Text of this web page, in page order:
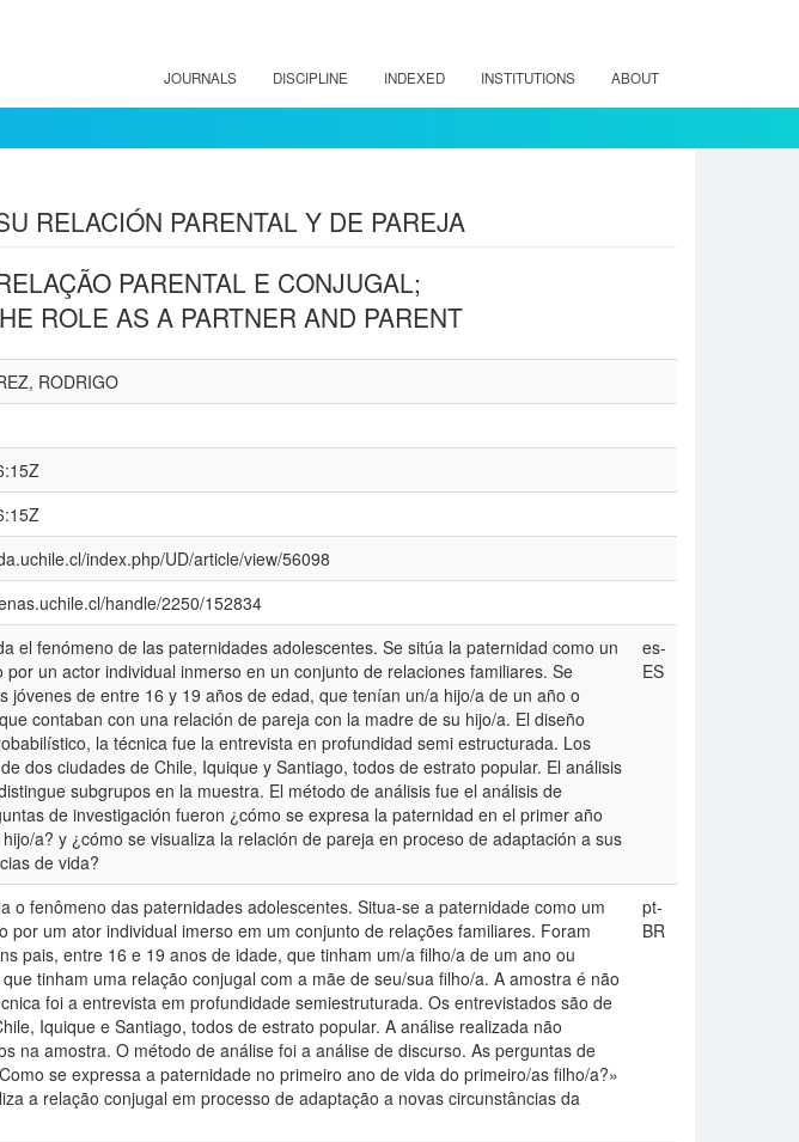
JOURNALS DISCIPLINE INDEXED INSTITUTIONS ABOUT
RELACIÓN PARENTAL Y DE PAREJA
PARENTAL E CONJUGAL;
ROLE AS A PARTNER AND PARENT
RODRIGO
index.php/UD/article/view/56098
handle/2250/152834
el fenómeno de las paternidades adolescentes. Se sitúa la paternidad como un
por un actor individual inmerso en un conjunto de relaciones familiares. Se
jóvenes de entre 16 y 19 años de edad, que tenían un/a hijo/a de un año o
contaban con una relación de pareja con la madre de su hijo/a. El diseño
la técnica fue la entrevista en profundidad semi estructurada. Los
dos ciudades de Chile, Iquique y Santiago, todos de estrato popular. El análisis
subgrupos en la muestra. El método de análisis fue el análisis de
de investigación fueron ¿cómo se expresa la paternidad en el primer año
a? y ¿cómo se visualiza la relación de pareja en proceso de adaptación a sus
de vida?
es-
ES
o fenômeno das paternidades adolescentes. Situa-se a paternidade como um
por um ator individual imerso em um conjunto de relações familiares. Foram
pais, entre 16 e 19 anos de idade, que tinham um/a filho/a de um ano ou
tinham uma relação conjugal com a mãe de seu/sua filho/a. A amostra é não
foi a entrevista em profundidade semiestruturada. Os entrevistados são de
Iquique e Santiago, todos de estrato popular. A análise realizada não
na amostra. O método de análise foi a análise de discurso. As perguntas de
se expressa a paternidade no primeiro ano de vida do primeiro/as filho/a?»
a relação conjugal em processo de adaptação a novas circunstâncias da
pt-
BR